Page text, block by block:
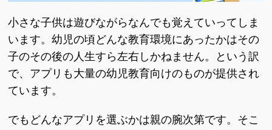
小さな子供は遊びながらなんでも覚えていってしま
います。幼児の頃どんな教育環境にあったかはその
子のその後の人生すら左右しかねません。という訳
で、アプリも大量の幼児教育向けのものが提供され
ています。
でもどんなアプリを選ぶかは親の腕次第です。そこ